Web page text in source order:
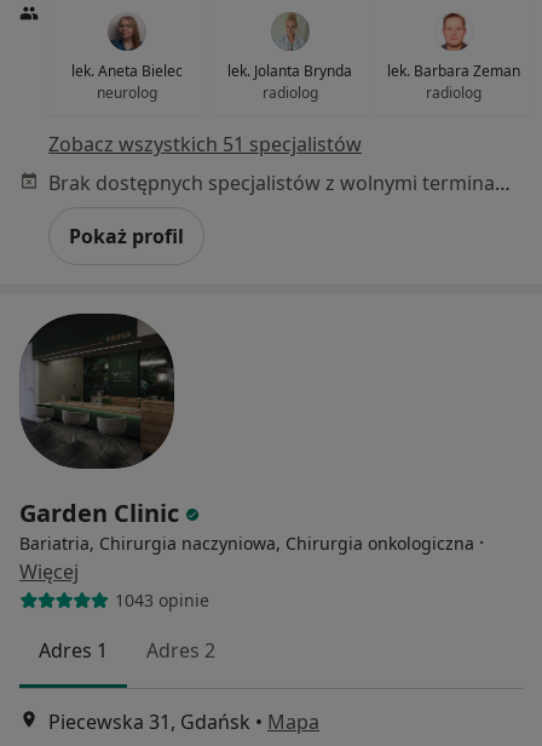
lek. Aneta Bielec
neurolog
lek. Jolanta Brynda
radiolog
lek. Barbara Zeman
radiolog
Zobacz wszystkich 51 specjalistów
Brak dostępnych specjalistów z wolnymi terminami w tym centrum medycznym.
Pokaż profil
Garden Clinic
Bariatria, Chirurgia naczyniowa, Chirurgia onkologiczna ·
Więcej
1043 opinie
Adres 1 Adres 2
Piecewska 31, Gdańsk • Mapa